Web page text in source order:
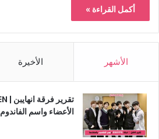
أكمل القراءة »
الأشهر الأخيرة
الأعضاء واسم الفاندوم